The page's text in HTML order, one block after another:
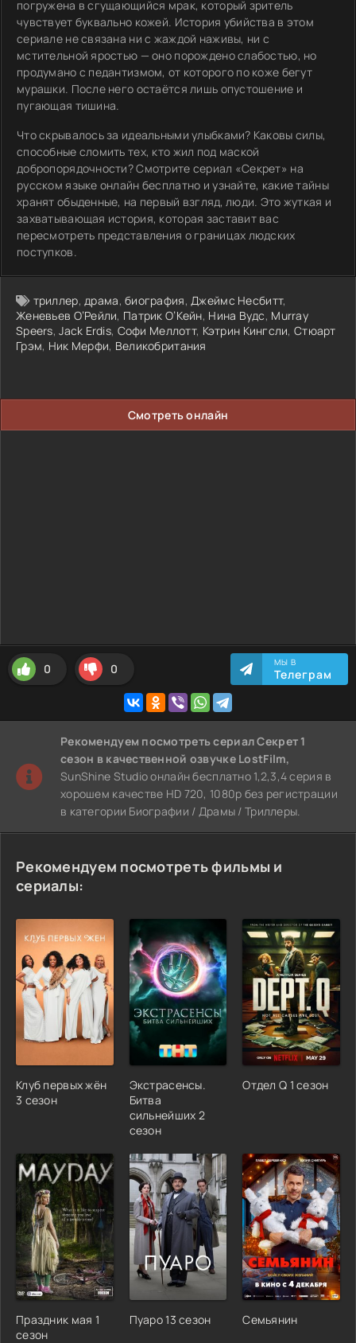
погружена в сгущающийся мрак, который зритель
чувствует буквально кожей. История убийства в этом
сериале не связана ни с жаждой наживы, ни с
мстительной яростью — оно порождено слабостью, но
продумано с педантизмом, от которого по коже бегут
мурашки. После него остаётся лишь опустошение и
пугающая тишина.
Что скрывалось за идеальными улыбками? Каковы силы,
способные сломить тех, кто жил под маской
добропорядочности? Смотрите сериал «Секрет» на
русском языке онлайн бесплатно и узнайте, какие тайны
хранят обыденные, на первый взгляд, люди. Это жуткая и
захватывающая история, которая заставит вас
пересмотреть представления о границах людских
поступков.
триллер,драма,биография,Джеймс Несбитт,
Женевьев О’Рейли, Патрик О’Кейн, Нина Вудс, Murray
Speers,Jack Erdis, Софи Меллотт, Кэтрин Кингсли,Стюарт
Грэм, Ник Мерфи, Великобритания
Смотреть онлайн
0 0 МЫ В
Телеграм
Рекомендуем посмотреть сериал Секрет 1
сезон в качественной озвучке LostFilm,
SunShine Studio онлайн бесплатно 1,2,3,4 серия в
хорошем качестве HD 720, 1080p без регистрации
в категории Биографии / Драмы / Триллеры.
Рекомендуем посмотреть фильмы и
сериалы:
Клуб первых жён
3 сезон
Экстрасенсы.
Битва
сильнейших 2
сезон
Отдел Q 1 сезон
Праздник мая 1
сезон
Пуаро 13 сезон Семьянин